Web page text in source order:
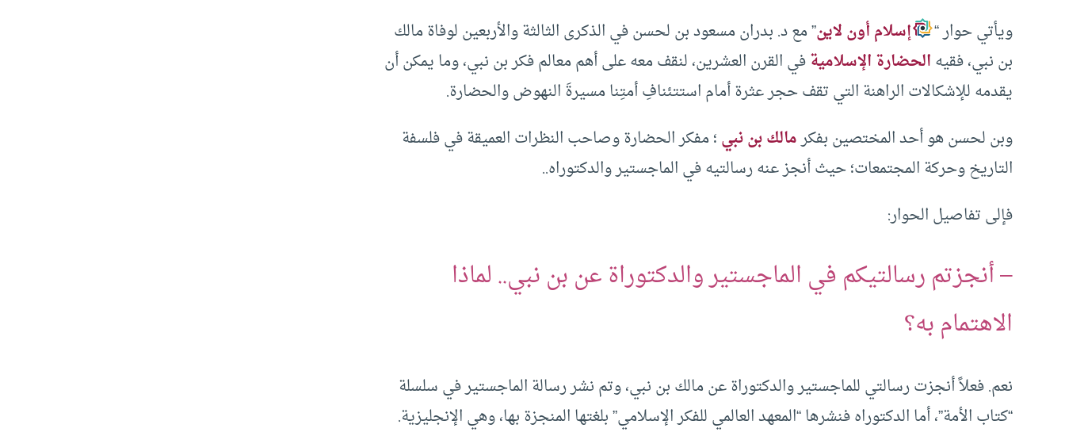
ويأتي حوار “
إسلام أون لاين” مع د. بدران مسعود بن لحسن في الذكرى الثالثة والأربعين لوفاة مالك
بن نبي، فقيهالحضارة الإسلاميةفي القرن العشرين، لنقف معه على أهم معالم فكر بن نبي، وما يمكن أن
يقدمه للإشكالات الراهنة التي تقف حجر عثرة أمام استتئنافِ أمتِنا مسيرةَ النهوض والحضارة.
وبن لحسن هو أحد المختصين بفكرمالك بن نبي؛ مفكر الحضارة وصاحب النظرات العميقة في فلسفة
التاريخ وحركة المجتمعات؛ حيث أنجز عنه رسالتيه في الماجستير والدكتوراه..
فإلى تفاصيل الحوار:
– أنجزتم رسالتيكم في الماجستير والدكتوراة عن بن نبي.. لماذا
الاهتمام به؟
نعم. فعلاً أنجزت رسالتي للماجستير والدكتوراة عن مالك بن نبي، وتم نشر رسالة الماجستير في سلسلة
“كتاب الأمة”، أما الدكتوراه فنشرها “المعهد العالمي للفكر الإسلامي” بلغتها المنجزة بها، وهي الإنجليزية.